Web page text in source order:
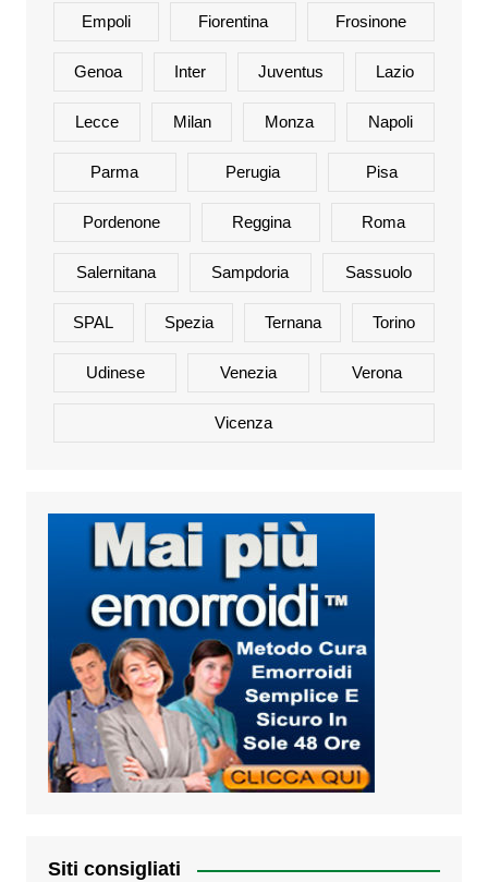
Empoli Fiorentina Frosinone
Genoa Inter Juventus Lazio
Lecce Milan Monza Napoli
Parma Perugia Pisa
Pordenone Reggina Roma
Salernitana Sampdoria Sassuolo
SPAL Spezia Ternana Torino
Udinese Venezia Verona
Vicenza
Siti consigliati